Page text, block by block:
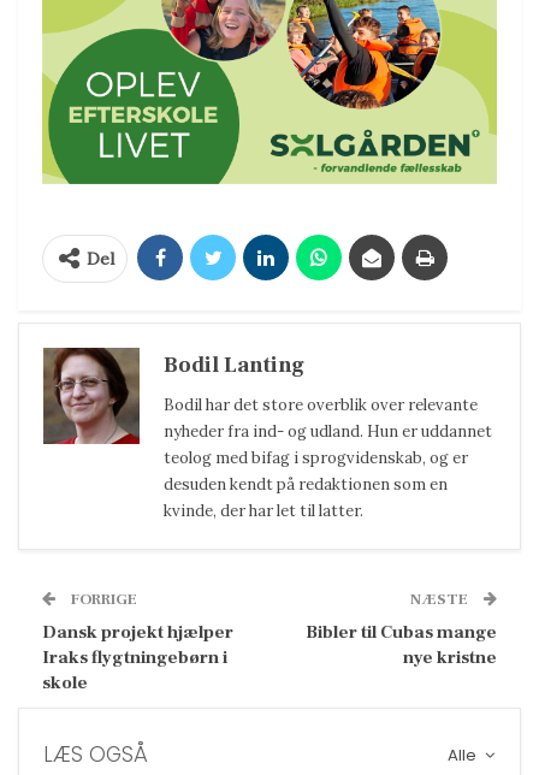
Del
Bodil Lanting
Bodil har det store overblik over relevante
nyheder fra ind- og udland. Hun er uddannet
teolog med bifag i sprogvidenskab, og er
desuden kendt på redaktionen som en
kvinde, der har let til latter.
FORRIGE
Dansk projekt hjælper
Iraks flygtningebørn i
skole
NÆSTE
Bibler til Cubas mange
nye kristne
Alle
LÆS OGSÅ